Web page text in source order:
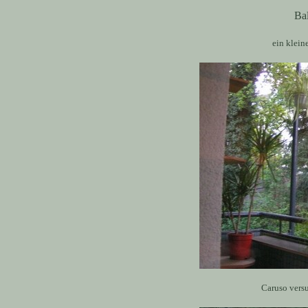
ein
Caruso